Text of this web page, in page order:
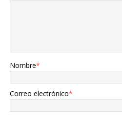
Nombre*
Correo electrónico*